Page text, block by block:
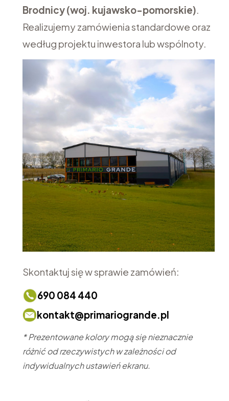
Brodnicy (woj. kujawsko-pomorskie).
Realizujemy zamówienia standardowe oraz
według projektu inwestora lub wspólnoty.
Skontaktuj się w sprawie zamówień:
690 084 440
kontakt@primariogrande.pl
* Prezentowane kolory mogą się nieznacznie
różnić od rzeczywistych w zależności od
indywidualnych ustawień ekranu.